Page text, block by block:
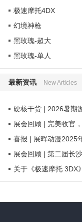
极速摩托4DX
幻境神枪
黑玫瑰-超大
黑玫瑰-单人
最新资讯 New Articles
硬核干货 | 2026暑期
展会回顾 | 完美收官
喜报 | 展晖动漫2025
展会回顾 | 第二届长
关于《极速摩托 3DX